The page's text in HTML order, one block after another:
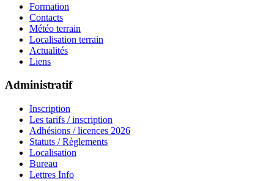
Formation
Contacts
Météo terrain
Localisation terrain
Actualités
Liens
Administratif
Inscription
Les tarifs / inscription
Adhésions / licences 2026
Statuts / Règlements
Localisation
Bureau
Lettres Info